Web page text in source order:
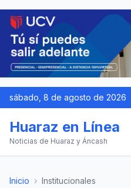
sábado, 8 de agosto de 2026
Huaraz en Línea
Noticias de Huaraz y Áncash
Inicio › Institucionales